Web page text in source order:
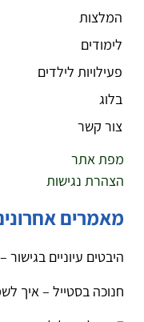
המלצות
לימודים
פעילויות לילדים
בלוג
צור קשר
מפת אתר
הצהרת נגישות
מאמרים
היבטים עיוניים
חנוכה בסטייל – איך